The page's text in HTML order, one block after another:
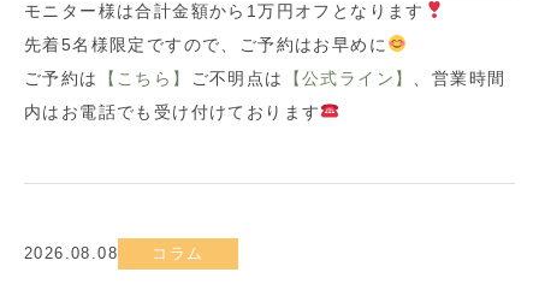
モニター様は合計金額から1万円オフとなります
先着5名様限定ですので、ご予約はお早めに
ご予約は
【こちら】 ご不明点は 【公式ライン】
、営業時間
内はお電話でも受け付けております
2026.08.08 コラム